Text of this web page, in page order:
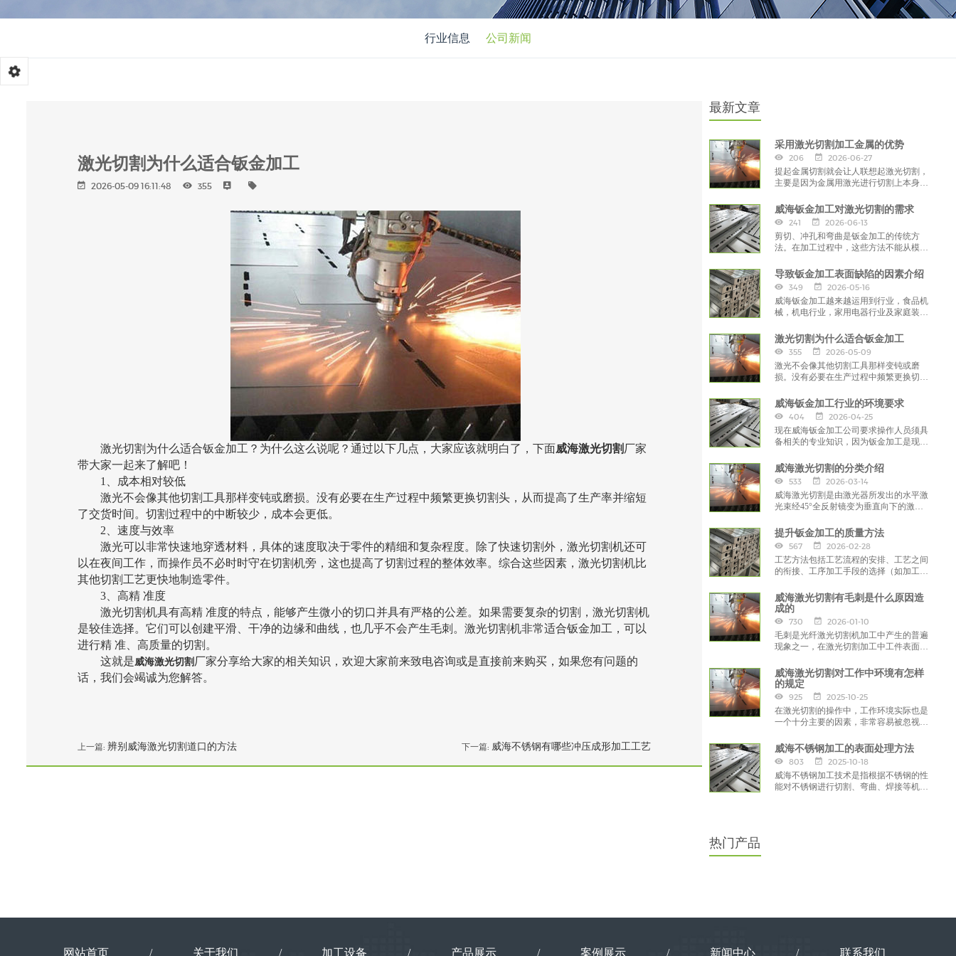
行业信息 公司新闻
激光切割为什么适合钣金加工
2026-05-09 16:11:48 355
激光切割为什么适合钣金加工？为什么这么说呢？通过以下几点，大家应该就明白了，下面威海激光切割厂家
带大家一起来了解吧！
1、成本相对较低
激光不会像其他切割工具那样变钝或磨损。没有必要在生产过程中频繁更换切割头，从而提高了生产率并缩短
了交货时间。切割过程中的中断较少，成本会更低。
2、速度与效率
激光可以非常快速地穿透材料，具体的速度取决于零件的精细和复杂程度。除了快速切割外，激光切割机还可
以在夜间工作，而操作员不必时时守在切割机旁，这也提高了切割过程的整体效率。综合这些因素，激光切割机比
其他切割工艺更快地制造零件。
3、高精 准度
激光切割机具有高精 准度的特点，能够产生微小的切口并具有严格的公差。如果需要复杂的切割，激光切割机
是较佳选择。它们可以创建平滑、干净的边缘和曲线，也几乎不会产生毛刺。激光切割机非常适合钣金加工，可以
进行精 准、高质量的切割。
这就是威海激光切割 厂家分享给大家的相关知识，欢迎大家前来致电咨询或是直接前来购买，如果您有问题的
话，我们会竭诚为您解答。
上一篇: 辨别威海激光切割道口的方法 下一篇: 威海不锈钢有哪些冲压成形加工工艺
最新文章
采用激光切割加工金属的优势
206
2026-06-27
提起金属切割就会让人联想起激光切割，
主要是因为金属用激光进行切割上本身没
果比离子切割还要好。
威海钣金加工对激光切割的需求
241
2026-06-13
剪切、冲孔和弯曲是钣金加工的传统方
法。在加工过程中，这些方法不能从模具
百上千的模具。
导致钣金加工表面缺陷的因素介绍
349
2026-05-16
威海钣金加工越来越运用到行业，食品机
械，机电行业，家用电器行业及家庭装
激光切割为什么适合钣金加工
355
2026-05-09
激光不会像其他切割工具那样变钝或磨
损。没有必要在生产过程中频繁更换切割
间。切割过程中的中断较少，成本会更
低。
威海钣金加工行业的环境要求
404
2026-04-25
现在威海钣金加工公司要求操作人员须具
备相关的专业知识，因为钣金加工是现在
以有一定的相关知识作为基础是我们钣金
加工操作工所须掌握的技能，
威海激光切割的分类介绍
533
2026-03-14
威海激光切割是由激光器所发出的水平激
光束经45°全反射镜变为垂直向下的激光
的光斑
提升钣金加工的质量方法
567
2026-02-28
工艺方法包括工艺流程的安排、工艺之间
的衔接、工序加工手段的选择（如加工环
艺参数的选择）和工序加工指导文件的编
制
威海激光切割有毛刺是什么原因造
成的
730
2026-01-10
毛刺是光纤激光切割机加工中产生的普遍
现象之一，在激光切割加工中工件表面过
则的部分就是毛刺。
威海激光切割对工作中环境有怎样
的规定
925
2025-10-25
在激光切割的操作中，工作环境实际也是
一个十分主要的因素，非常容易被忽视。
限和工作效能的。那么在进行激光切割
时，对环境有什么规定呢？
威海不锈钢加工的表面处理方法
803
2025-10-18
威海不锈钢加工技术是指根据不锈钢的性
能对不锈钢进行切割、弯曲、焊接等机械
热门产品
网站首页 / 关于我们 / 加工设备 / 产品展示 / 案例展示 / 新闻中心 / 联系我们